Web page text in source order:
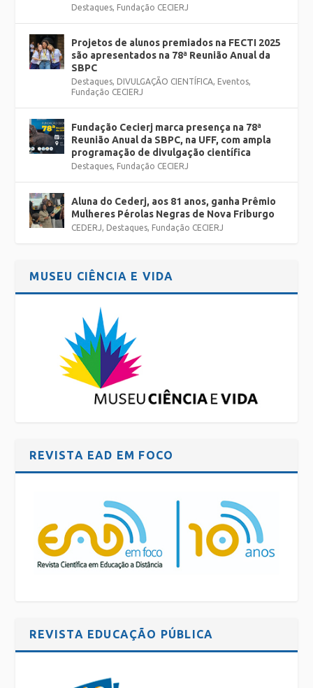
Destaques, Fundação CECIERJ
Projetos de alunos premiados na FECTI 2025
são apresentados na 78ª Reunião Anual da
SBPC
Destaques, DIVULGAÇÃO CIENTÍFICA, Eventos,
Fundação CECIERJ
Fundação Cecierj marca presença na 78ª
Reunião Anual da SBPC, na UFF, com ampla
programação de divulgação científica
Destaques, Fundação CECIERJ
Aluna do Cederj, aos 81 anos, ganha Prêmio
Mulheres Pérolas Negras de Nova Friburgo
CEDERJ, Destaques, Fundação CECIERJ
MUSEU CIÊNCIA E VIDA
REVISTA EAD EM FOCO
REVISTA EDUCAÇÃO PÚBLICA